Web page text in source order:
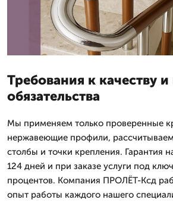
Требования к качеству
обязательства
Мы применяем только проверенные
нержавеющие профили, рассчитываем
столбы и точки крепления. Гарантия
124 дней и при заказе услуги под
процентов. Компания ПРОЛЁТ-Ксд
опыт работы каждого нашего